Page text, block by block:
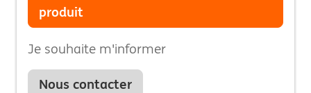
produit
Je souhaite m'informer
Nous contacter